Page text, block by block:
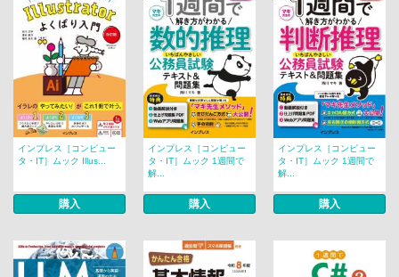
インプレス［コンピュー
タ・IT］ムック Illus...
購入
インプレス［コンピュー
タ・IT］ムック 1週間で
解...
購入
インプレス［コンピュー
タ・IT］ムック 1週間で
解...
購入